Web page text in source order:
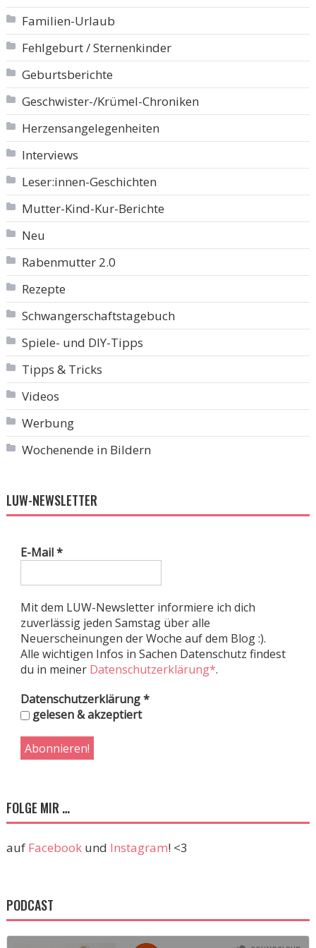
Familien-Urlaub
Fehlgeburt / Sternenkinder
Geburtsberichte
Geschwister-/Krümel-Chroniken
Herzensangelegenheiten
Interviews
Leser:innen-Geschichten
Mutter-Kind-Kur-Berichte
Neu
Rabenmutter 2.0
Rezepte
Schwangerschaftstagebuch
Spiele- und DIY-Tipps
Tipps & Tricks
Videos
Werbung
Wochenende in Bildern
LUW-NEWSLETTER
E-Mail*
Mit dem LUW-Newsletter informiere ich dich
zuverlässig jeden Samstag über alle
Neuerscheinungen der Woche auf dem Blog :).
Alle wichtigen Infos in Sachen Datenschutz findest
du in meiner Datenschutzerklärung*.
Datenschutzerklärung*
gelesen & akzeptiert
FOLGE MIR …
auf Facebookund Instagram! <3
PODCAST